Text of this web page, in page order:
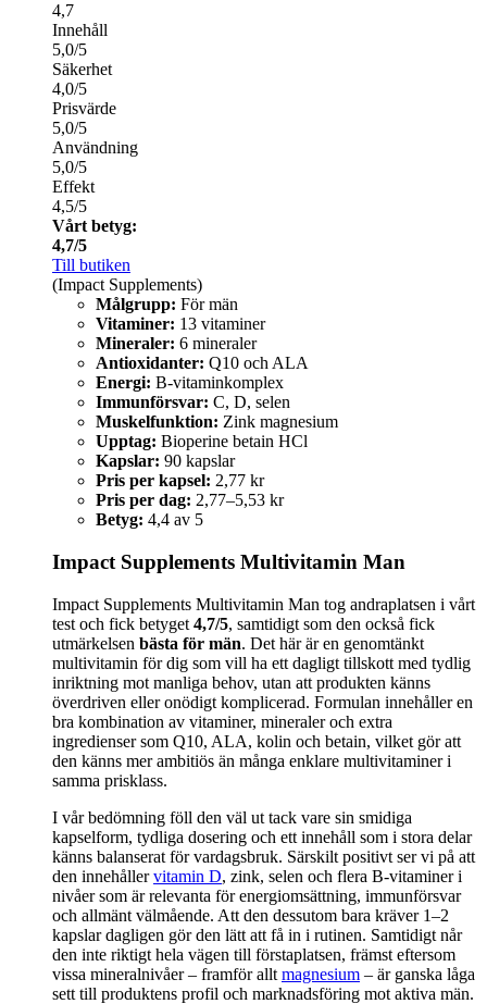
4,7
Innehåll
5,0/5
Säkerhet
4,0/5
Prisvärde
5,0/5
Användning
5,0/5
Effekt
4,5/5
Vårt betyg:
4,7/5
Till butiken
(Impact Supplements)
Målgrupp: För män
Vitaminer: 13 vitaminer
Mineraler: 6 mineraler
Antioxidanter: Q10 och ALA
Energi: B-vitaminkomplex
Immunförsvar: C, D, selen
Muskelfunktion: Zink magnesium
Upptag: Bioperine betain HCl
Kapslar: 90 kapslar
Pris per kapsel: 2,77 kr
Pris per dag: 2,77–5,53 kr
Betyg: 4,4 av 5
Impact Supplements Multivitamin Man
Impact Supplements Multivitamin Man tog andraplatsen i vårt
test och fick betyget 4,7/5, samtidigt som den också fick
utmärkelsen bästa för män. Det här är en genomtänkt
multivitamin för dig som vill ha ett dagligt tillskott med tydlig
inriktning mot manliga behov, utan att produkten känns
överdriven eller onödigt komplicerad. Formulan innehåller en
bra kombination av vitaminer, mineraler och extra
ingredienser som Q10, ALA, kolin och betain, vilket gör att
den känns mer ambitiös än många enklare multivitaminer i
samma prisklass.
I vår bedömning föll den väl ut tack vare sin smidiga
kapselform, tydliga dosering och ett innehåll som i stora delar
känns balanserat för vardagsbruk. Särskilt positivt ser vi på att
den innehållervitamin D, zink, selen och flera B-vitaminer i
nivåer som är relevanta för energiomsättning, immunförsvar
och allmänt välmående. Att den dessutom bara kräver 1–2
kapslar dagligen gör den lätt att få in i rutinen. Samtidigt når
den inte riktigt hela vägen till förstaplatsen, främst eftersom
vissa mineralnivåer – framför allt magnesium – är ganska låga
sett till produktens profil och marknadsföring mot aktiva män.